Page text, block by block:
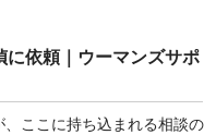
に依頼｜ウーマンズサポ
ここに持ち込まれる相談の